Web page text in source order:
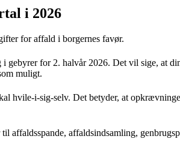
i 2026
for affald i borgernes favør.
gebyrer for 2. halvår 2026. Det vil sige,
muligt.
hvile-i-sig-selv. Det betyder, at
affaldsspande, affaldsindsamling,